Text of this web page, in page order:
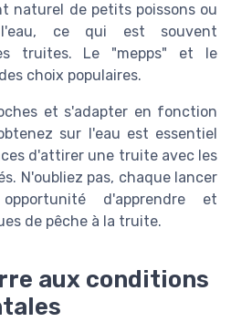
naturel de petits poissons ou
l'eau, ce qui est souvent
truites. Le "mepps" et le
choix populaires.
et s'adapter en fonction
sur l'eau est essentiel
d'attirer une truite avec les
N'oubliez pas, chaque lancer
d'apprendre et
de pêche à la truite.
aux conditions